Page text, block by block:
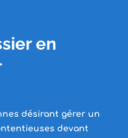
en
désirant gérer un
devant